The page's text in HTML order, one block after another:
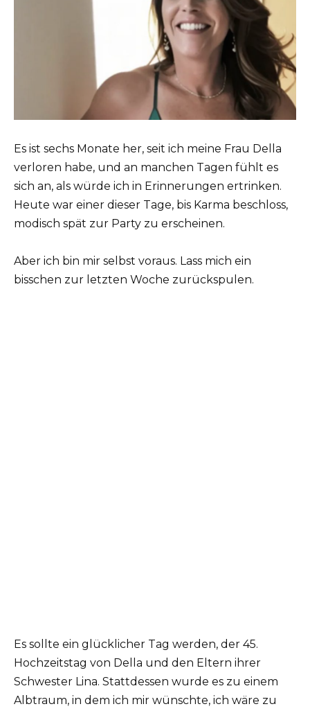
Es ist sechs Monate her, seit ich meine Frau Della
verloren habe, und an manchen Tagen fühlt es
sich an, als würde ich in Erinnerungen ertrinken.
Heute war einer dieser Tage, bis Karma beschloss,
modisch spät zur Party zu erscheinen.
Aber ich bin mir selbst voraus. Lass mich ein
bisschen zur letzten Woche zurückspulen.
Es sollte ein glücklicher Tag werden, der 45.
Hochzeitstag von Della und den Eltern ihrer
Schwester Lina. Stattdessen wurde es zu einem
Albtraum, in dem ich mir wünschte, ich wäre zu